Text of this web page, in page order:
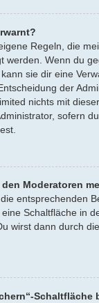
Regeln, die
werden. Wenn du
sie dir eine
der
nichts mit
sofern
Moderatoren
entsprechenden
Schaltfläche in
wirst dann durch
Schaltfläche